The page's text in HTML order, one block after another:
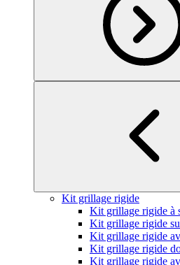
Kit grillage rigide
Kit grillage rigide à
Kit grillage rigide
Kit grillage rigide
Kit grillage rigide
Kit grillage rigide